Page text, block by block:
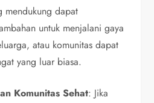
mendukung dapat
untuk menjalani gaya
atau komunitas dapat
yang luar biasa.
Komunitas Sehat: Jika